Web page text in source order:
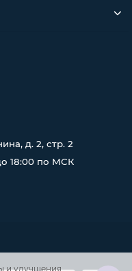
и улучшения
д. 2, стр. 2
18:00 по МСК